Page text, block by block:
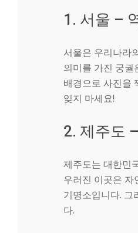
1. 서울 –
서울은 우리나라
의미를 가진 궁궐
배경으로 사진을
잊지 마세요!
2. 제주도
제주도는 대한민
우러진 이곳은 자
기명소입니다. 그
다.